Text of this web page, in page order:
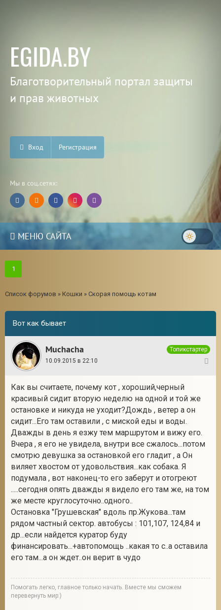
EGIDA.BY
Благотворительный портал защиты
и прав животных
Вход Регистрация
Мы в соц.сетях:
МЕНЮ САЙТА
1
Список форумов » Кошки » Скорая помощь котам
Вот как бывает
Muchacha
Топикстартер
10.09.2015 в 22:10
Как вы считаете, почему кот , хороший,черный
красивый сидит вторую неделю на одной и той же
остановке и никуда не уходит?Дождь , ветер а он
сидит...Его там оставили , с миской еды и воды.
Дважды в день я езжу тем маршрутом и вижу его.
Вчера , я его не увидела, внутри все сжалось...потом
смотрю девушка за остановкой его гладит , а Он
виляет хвостом от удовольствия...как собака. Я
подумала , вот наконец-то его заберут и отогреют
.....сегодня опять дважды я видело его там же, на том
же месте круглосуточно..одного..
Остановка "Грушевская" вдоль пр.Жукова...там
рядом частный сектор. автобусы : 101,107, 124,84 и
др...если найдется куратор буду
финансировать...+автопомощь ..какая то с..а оставила
его там...а он ждет..он верит в чудо
Помогать легко, главное только начать. Вместе мы сможем
перевернуть мир:)